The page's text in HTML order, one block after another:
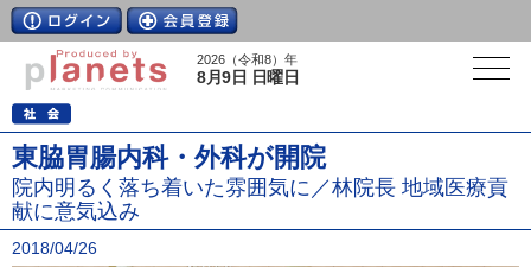
2026（令和8）年
8月9日 日曜日
東脇胃腸内科・外科が開院
院内明るく落ち着いた雰囲気に／林院長 地域医療貢
献に意気込み
2018/04/26